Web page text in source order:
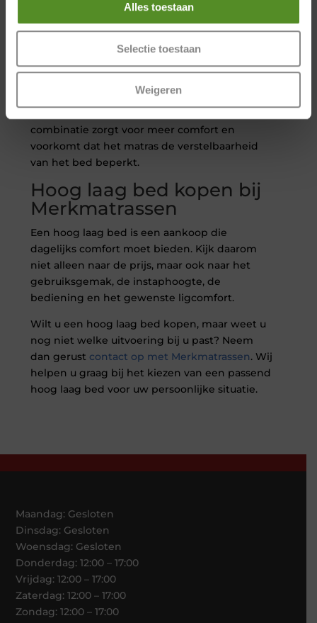
Alles toestaan
Selectie toestaan
Weigeren
Een matras voor een elektrisch verstelbaar bed
moet flexibel genoeg zijn om met de
het matras voldoende ondersteuning bieden
voor uw lichaam, gewicht en slaaphouding.
Het is daarom belangrijk om het bed en matras
combinatie zorgt voor meer comfort en
voorkomt dat het matras de verstelbaarheid
van het bed beperkt.
Hoog laag bed kopen bij
Merkmatrassen
Een hoog laag bed is een aankoop die
dagelijks comfort moet bieden. Kijk daarom
niet alleen naar de prijs, maar ook naar het
gebruiksgemak, de instaphoogte, de
bediening en het gewenste ligcomfort.
Wilt u een hoog laag bed kopen, maar weet u
nog niet welke uitvoering bij u past? Neem
dan gerust contact op met Merkmatrassen. Wij
helpen u graag bij het kiezen van een passend
hoog laag bed voor uw persoonlijke situatie.
Maandag: Gesloten
Dinsdag: Gesloten
Woensdag: Gesloten
Donderdag: 12:00 – 17:00
Vrijdag: 12:00 – 17:00
Zaterdag: 12:00 – 17:00
Zondag: 12:00 – 17:00